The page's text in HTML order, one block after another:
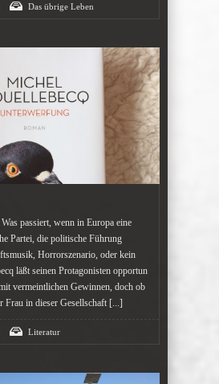
Das übrige Leben
passiert, wenn in Europa eine
Partei, die politische Führung
Horrorszenario, oder kein
läßt seinen Protagonisten opportun
vermeintlichen Gewinnen, doch ob
Frau in dieser Gesellschaft [...]
Literatur